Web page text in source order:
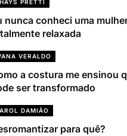
PRETTI
nunca conheci uma
relaxada
VERALDO
a costura me ensinou
ser transformado
DAMIÃO
para quê?